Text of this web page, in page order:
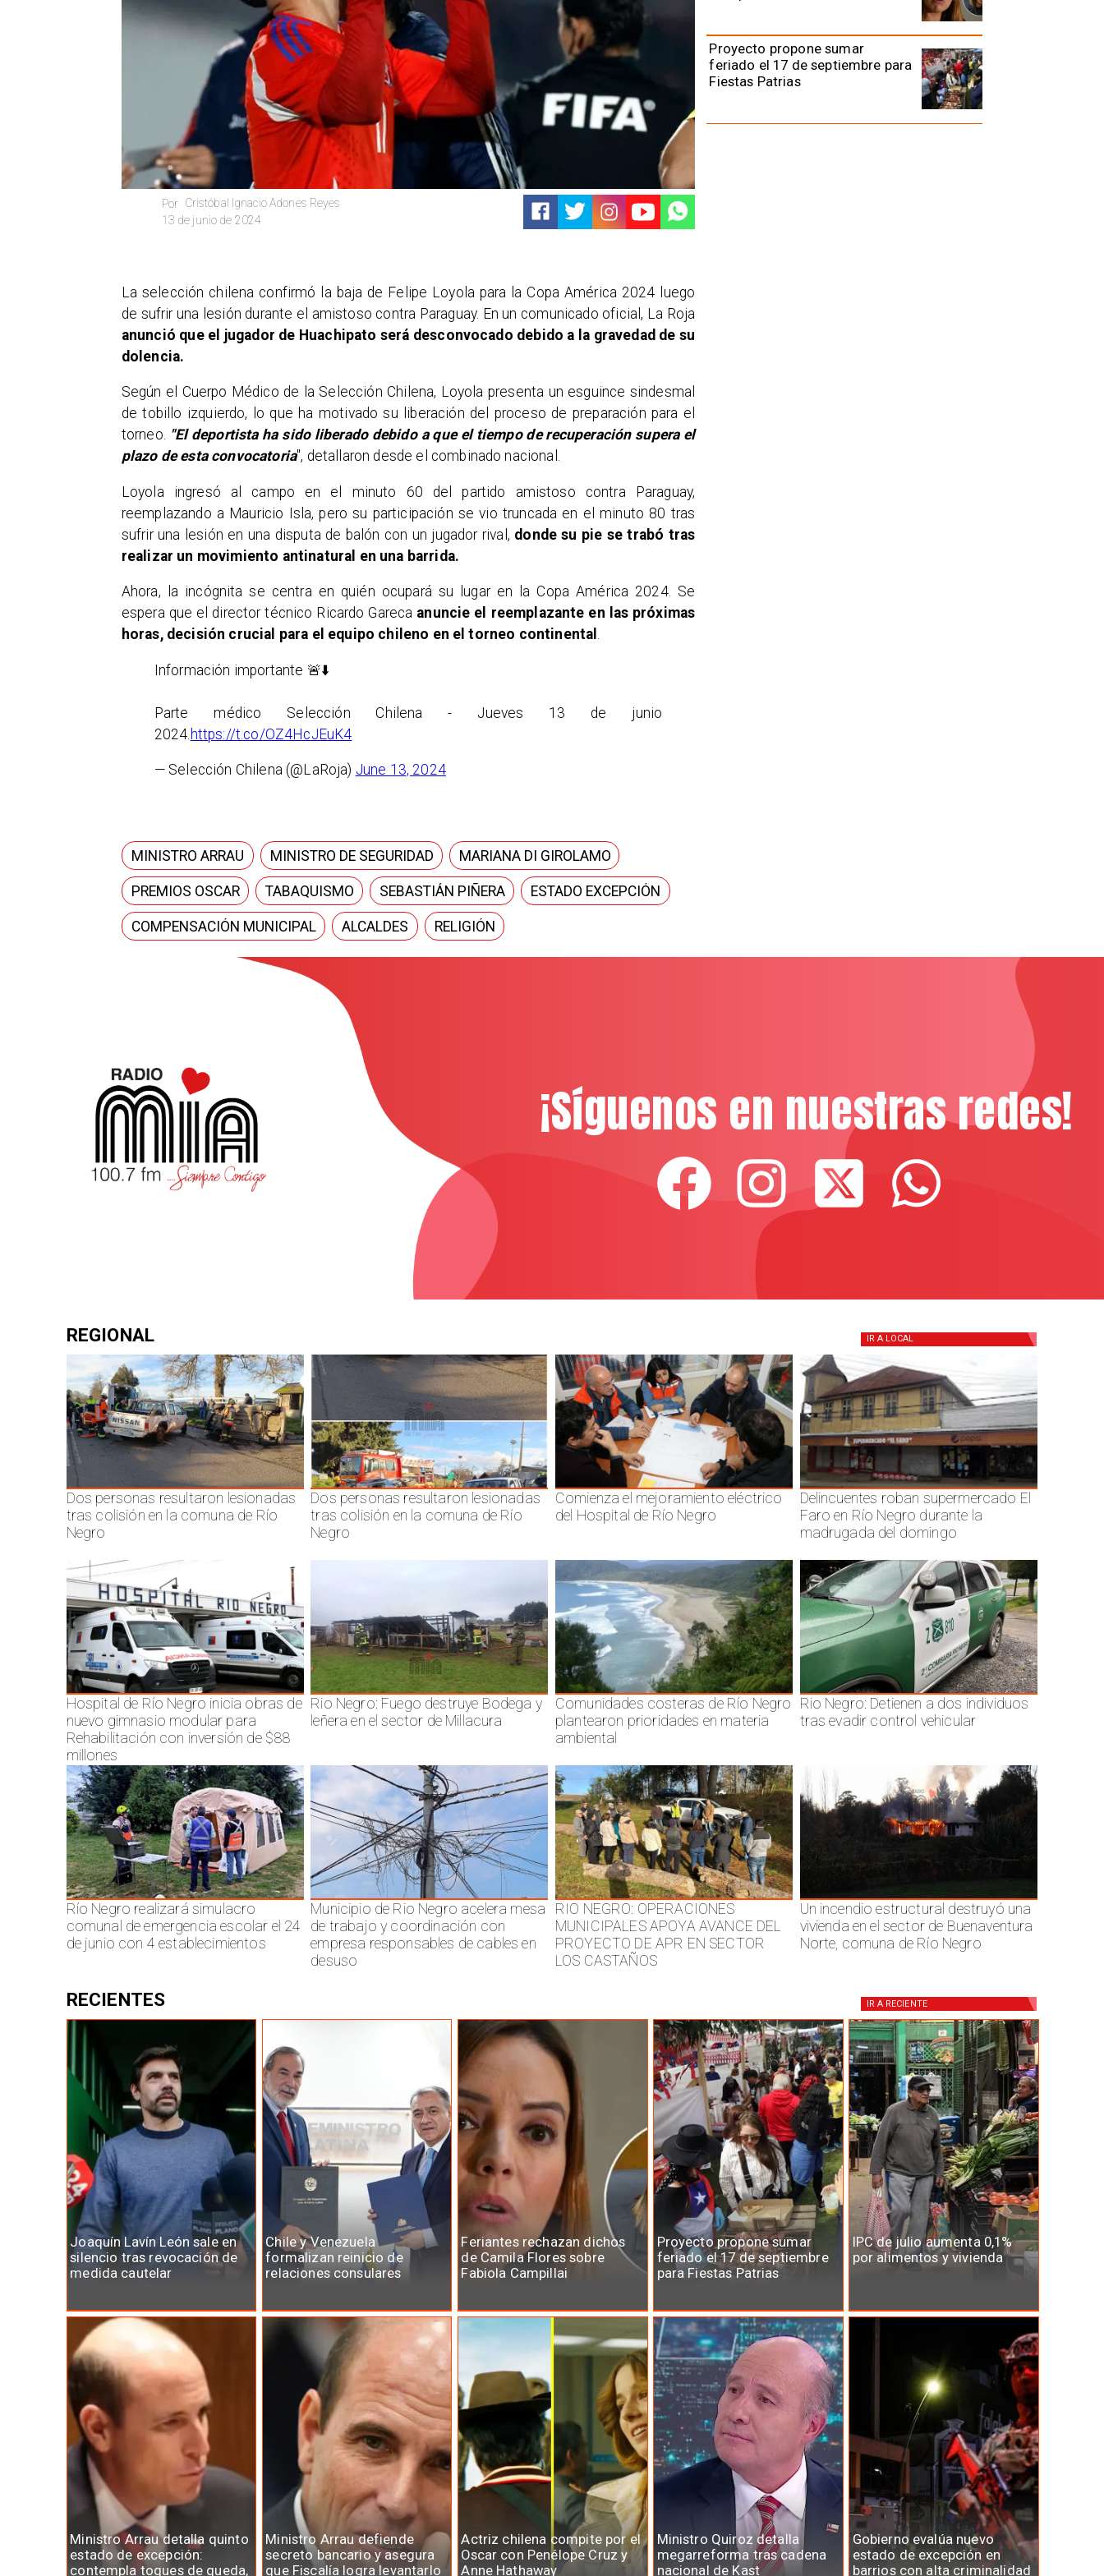
Cristóbal Ignacio Adones Reyes
Por
13 de junio de 2024
Proyecto propone sumar
feriado el 17 de septiembre para
Fiestas Patrias
La selección chilena confirmó la baja de Felipe Loyola para la Copa América 2024 luego
de sufrir una lesión durante el amistoso contra Paraguay. En un comunicado oficial, La Roja
anunció que el jugador de Huachipato será desconvocado debido a la gravedad de su
dolencia.
Según el Cuerpo Médico de la Selección Chilena, Loyola presenta un esguince sindesmal
de tobillo izquierdo, lo que ha motivado su liberación del proceso de preparación para el
torneo. "El deportista ha sido liberado debido a que el tiempo de recuperación supera el
plazo de esta convocatoria", detallaron desde el combinado nacional.
Loyola ingresó al campo en el minuto 60 del partido amistoso contra Paraguay,
reemplazando a Mauricio Isla, pero su participación se vio truncada en el minuto 80 tras
sufrir una lesión en una disputa de balón con un jugador rival, donde su pie se trabó tras
realizar un movimiento antinatural en una barrida.
Ahora, la incógnita se centra en quién ocupará su lugar en la Copa América 2024. Se
espera que el director técnico Ricardo Gareca anuncie el reemplazante en las próximas
horas, decisión crucial para el equipo chileno en el torneo continental .
Información importante 🚨⬇️
Parte médico Selección Chilena - Jueves 13 de junio
2024. https://t.co/OZ4HcJEuK4
— Selección Chilena (@LaRoja) June 13, 2024
MINISTRO ARRAU MINISTRO DE SEGURIDAD MARIANA DI GIROLAMO
PREMIOS OSCAR TABAQUISMO SEBASTIÁN PIÑERA ESTADO EXCEPCIÓN
COMPENSACIÓN MUNICIPAL ALCALDES RELIGIÓN
¡Síguenos en nuestras redes!
REGIONAL IR A LOCAL
Dos personas resultaron lesionadas
tras colisión en la comuna de Río
Negro
Dos personas resultaron lesionadas
tras colisión en la comuna de Río
Negro
Comienza el mejoramiento eléctrico
del Hospital de Río Negro
Delincuentes roban supermercado El
Faro en Río Negro durante la
madrugada del domingo
Hospital de Río Negro inicia obras de
nuevo gimnasio modular para
Rehabilitación con inversión de $88
millones
Rio Negro: Fuego destruye Bodega y
leñera en el sector de Millacura
Comunidades costeras de Río Negro
plantearon prioridades en materia
ambiental
Rio Negro: Detienen a dos individuos
tras evadir control vehicular
Río Negro realizará simulacro
comunal de emergencia escolar el 24
de junio con 4 establecimientos
Municipio de Rio Negro acelera mesa
de trabajo y coordinación con
empresa responsables de cables en
desuso
RIO NEGRO: OPERACIONES
MUNICIPALES APOYA AVANCE DEL
PROYECTO DE APR EN SECTOR
LOS CASTAÑOS
Un incendio estructural destruyó una
vivienda en el sector de Buenaventura
Norte, comuna de Río Negro
Joaquín Lavín León sale en
silencio tras revocación de
medida cautelar
Chile y Venezuela
formalizan reinicio de
relaciones consulares
Feriantes rechazan dichos
de Camila Flores sobre
Fabiola Campillai
Proyecto propone sumar
feriado el 17 de septiembre
para Fiestas Patrias
IPC de julio aumenta 0,1%
por alimentos y vivienda
Ministro Arrau detalla quinto
estado de excepción:
contempla toques de queda,
Ministro Arrau defiende
secreto bancario y asegura
que Fiscalía logra levantarlo
Actriz chilena compite por el
Oscar con Penélope Cruz y
Anne Hathaway
Ministro Quiroz detalla
megarreforma tras cadena
nacional de Kast
Gobierno evalúa nuevo
estado de excepción en
barrios con alta criminalidad
RECIENTES IR A RECIENTE